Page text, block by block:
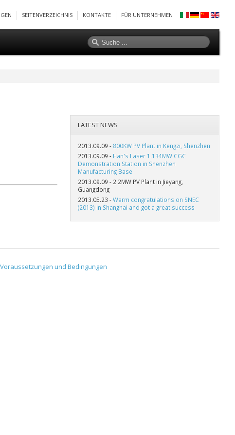
SEITENVERZEICHNIS KONTAKTE FÜR UNTERNEHMEN
LATEST NEWS
2013.09.09 - 800KW PV Plant in Kengzi, Shenzhen
2013.09.09 - Han's Laser 1.134MW CGC
Demonstration Station in Shenzhen
Manufacturing Base
2013.09.09 - 2.2MW PV Plant in Jieyang,
Guangdong
2013.05.23 -Warm congratulations on SNEC
(2013) in Shanghai and got a great success
Voraussetzungen und Bedingungen